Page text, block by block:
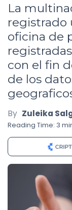
La
registrado
oficina de
con el fin
de los
By Zuleika
Reading Time: 3